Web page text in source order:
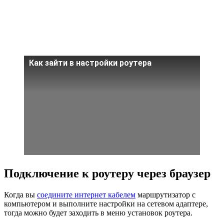
Как зайти в настройки роутера
Подключение к роутеру через браузер
Когда вы соедините интернет кабелем маршрутизатор с
компьютером и выполните настройки на сетевом адаптере,
тогда можно будет заходить в меню установок роутера.